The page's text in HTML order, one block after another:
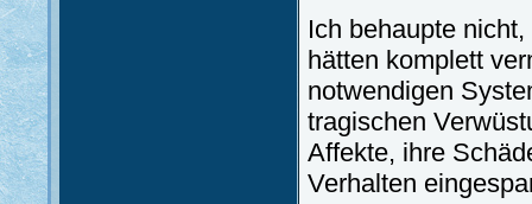
Ich behaupte
hätten komplett
notwendigen
tragischen
Affekte, ihre
Verhalten